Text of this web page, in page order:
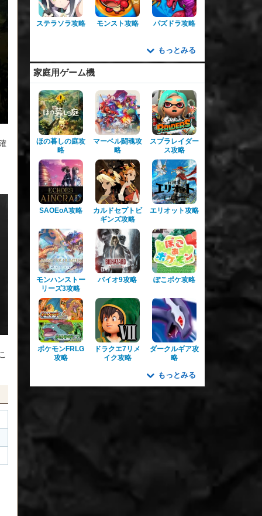
ステラソラ攻略 モンスト攻略 パズドラ攻略
もっとみる
家庭用ゲーム機
ほの暮しの庭攻
略
マーベル闘魂攻
略
スプラレイダー
ス攻略
SAOEoA攻略
カルドセプトビ
ギンズ攻略
エリオット攻略
モンハンストー
リーズ3攻略
バイオ9攻略 ぽこポケ攻略
ポケモンFRLG
攻略
ドラクエ7リメ
イク攻略
ダークルギア攻
略
もっとみる